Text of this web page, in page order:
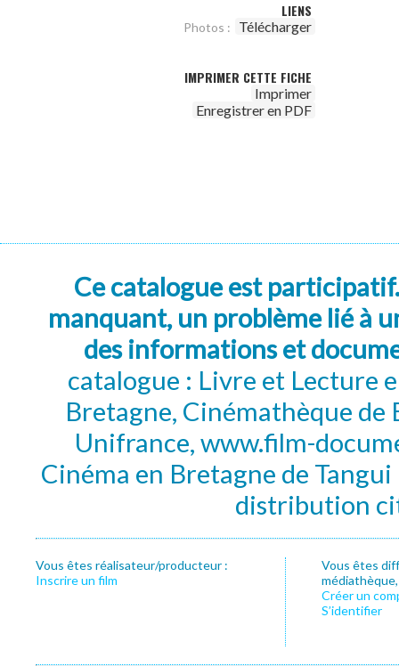
LIENS
Photos : Télécharger
IMPRIMER CETTE FICHE
Imprimer
Enregistrer en PDF
Ce catalogue est
manquant, un problème lié à
des informations et
catalogue : Livre et Lecture
Bretagne, Cinémathèque de
Unifrance, www.film-
Cinéma en Bretagne de
distribution
Vous êtes réalisateur/producteur :
Inscrire un film
Vous êtes
Créer un
S’identifier